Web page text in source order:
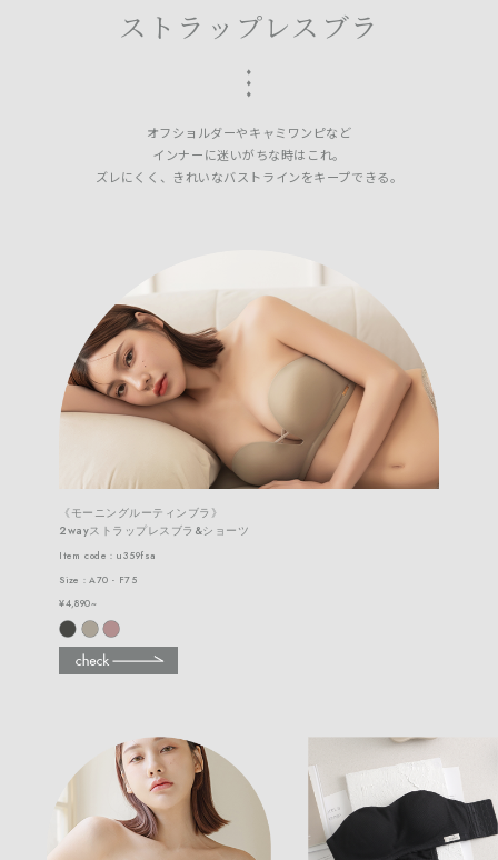
ストラップレスブラ
オフショルダーやキャミワンピなど
インナーに迷いがちな時はこれ。
ズレにくく、きれいなバストラインをキープできる。
《モーニングルーティンブラ》
2wayストラップレスブラ&ショーツ
Item code：u359fsa
Size：A70 - F75
¥4,890~